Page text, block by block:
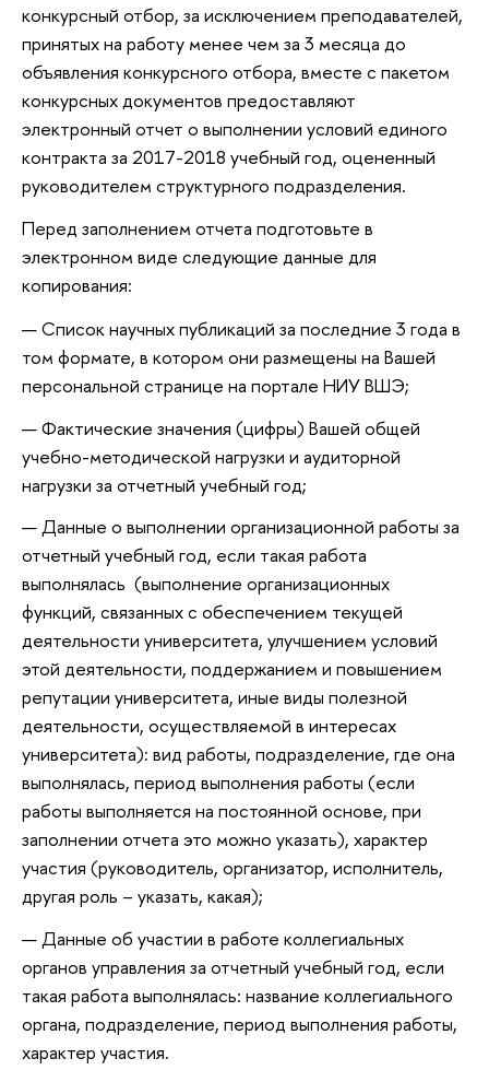
конкурсный отбор, за исключением преподавателей,
принятых на работу менее чем за 3 месяца до
объявления конкурсного отбора, вместе с пакетом
конкурсных документов предоставляют
электронный отчет о выполнении условий единого
контракта за 2017-2018 учебный год, оцененный
руководителем структурного подразделения.
Перед заполнением отчета подготовьте в
электронном виде следующие данные для
копирования:
Список научных публикаций за последние 3 года в
том формате, в котором они размещены на Вашей
персональной странице на портале НИУ ВШЭ;
Фактические значения (цифры) Вашей общей
учебно-методической нагрузки и аудиторной
нагрузки за отчетный учебный год;
Данные о выполнении организационной работы за
отчетный учебный год, если такая работа
выполнялась (выполнение организационных
функций, связанных с обеспечением текущей
деятельности университета, улучшением условий
этой деятельности, поддержанием и повышением
репутации университета, иные виды полезной
деятельности, осуществляемой в интересах
университета): вид работы, подразделение, где она
выполнялась, период выполнения работы (если
работы выполняется на постоянной основе, при
заполнении отчета это можно указать), характер
участия (руководитель, организатор, исполнитель,
другая роль – указать, какая);
Данные об участии в работе коллегиальных
органов управления за отчетный учебный год, если
такая работа выполнялась: название коллегиального
органа, подразделение, период выполнения работы,
характер участия.